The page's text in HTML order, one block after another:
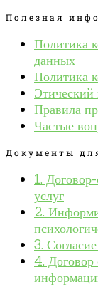
Полезная
Политика
данных
Политика
Этический
Правила
Частые
Документы
1.
услуг
2.
3.
4. Договор